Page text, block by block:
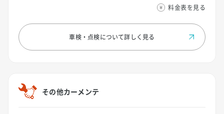
料金表を見る
車検・点検について詳しく見る
その他カーメンテ